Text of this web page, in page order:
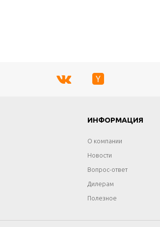
ИНФОРМАЦИЯ
О компании
Новости
Вопрос-ответ
Дилерам
Полезное